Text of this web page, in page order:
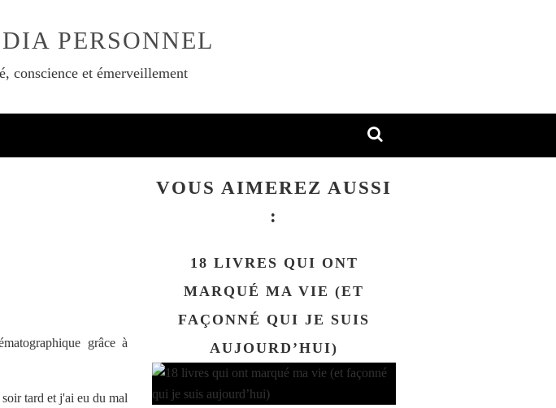
PERSONNEL
conscience et émerveillement
grâce à
tard et j'ai eu du mal
VOUS AIMEREZ AUSSI
:
18 LIVRES QUI ONT
MARQUÉ MA VIE (ET
FAÇONNÉ QUI JE SUIS
AUJOURD’HUI)